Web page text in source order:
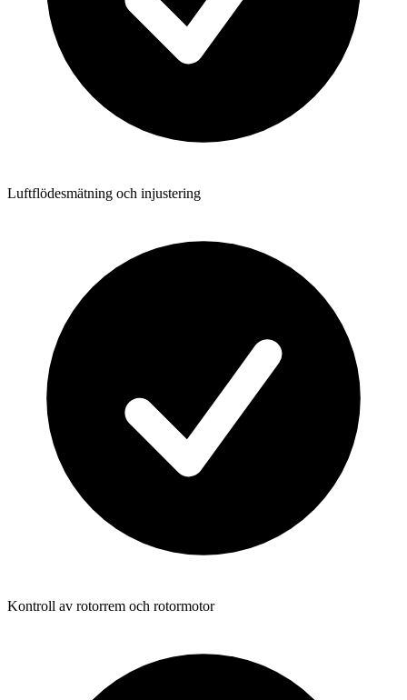
Luftflödesmätning och injustering
Kontroll av rotorrem och rotormotor